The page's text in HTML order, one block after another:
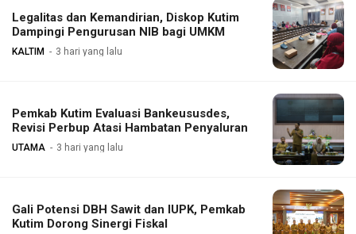
Legalitas dan Kemandirian, Diskop Kutim
Dampingi Pengurusan NIB bagi UMKM
KALTIM 3 hari yang lalu
Pemkab Kutim Evaluasi Bankeususdes,
Revisi Perbup Atasi Hambatan Penyaluran
UTAMA 3 hari yang lalu
Gali Potensi DBH Sawit dan IUPK, Pemkab
Kutim Dorong Sinergi Fiskal